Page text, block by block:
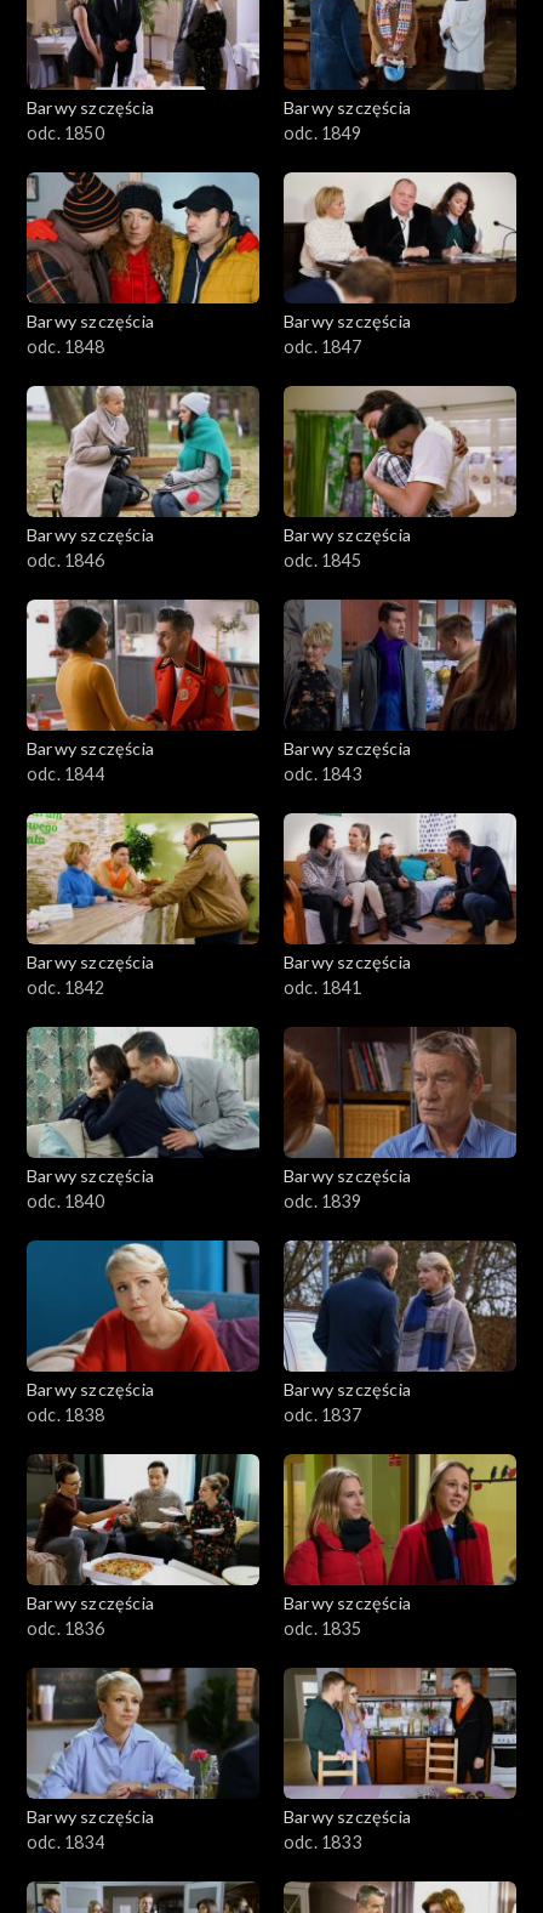
Barwy szczęścia
odc. 1850
Barwy szczęścia
odc. 1849
Barwy szczęścia
odc. 1848
Barwy szczęścia
odc. 1847
Barwy szczęścia
odc. 1846
Barwy szczęścia
odc. 1845
Barwy szczęścia
odc. 1844
Barwy szczęścia
odc. 1843
Barwy szczęścia
odc. 1842
Barwy szczęścia
odc. 1841
Barwy szczęścia
odc. 1840
Barwy szczęścia
odc. 1839
Barwy szczęścia
odc. 1838
Barwy szczęścia
odc. 1837
Barwy szczęścia
odc. 1836
Barwy szczęścia
odc. 1835
Barwy szczęścia
odc. 1834
Barwy szczęścia
odc. 1833